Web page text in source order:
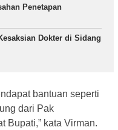
Penetapan
Dokter di Sidang
bantuan seperti
dari Pak
Bupati,” kata Virman.